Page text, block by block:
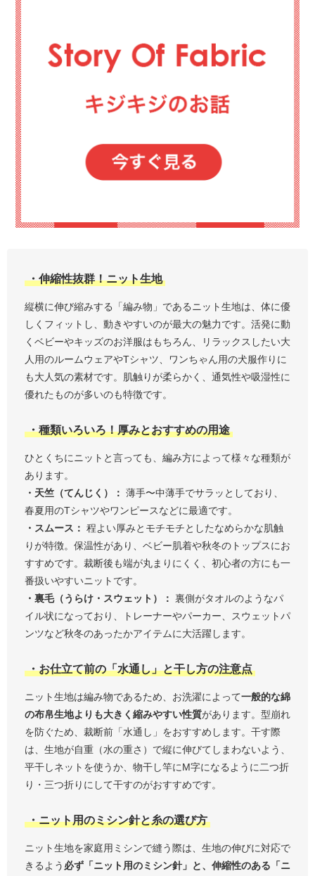
・伸縮性抜群！ニット生地
縦横に伸び縮みする「編み物」であるニット生地は、体に優
しくフィットし、動きやすいのが最大の魅力です。活発に動
くベビーやキッズのお洋服はもちろん、リラックスしたい大
人用のルームウェアやTシャツ、ワンちゃん用の犬服作りに
も大人気の素材です。肌触りが柔らかく、通気性や吸湿性に
優れたものが多いのも特徴です。
・種類いろいろ！厚みとおすすめの用途
ひとくちにニットと言っても、編み方によって様々な種類が
あります。
・天竺（てんじく）： 薄手〜中薄手でサラッとしており、
春夏用のTシャツやワンピースなどに最適です。
・スムース： 程よい厚みとモチモチとしたなめらかな肌触
りが特徴。保温性があり、ベビー肌着や秋冬のトップスにお
すすめです。裁断後も端が丸まりにくく、初心者の方にも一
番扱いやすいニットです。
・裏毛（うらけ・スウェット）： 裏側がタオルのようなパ
イル状になっており、トレーナーやパーカー、スウェットパ
ンツなど秋冬のあったかアイテムに大活躍します。
・お仕立て前の「水通し」と干し方の注意点
ニット生地は編み物であるため、お洗濯によって一般的な綿
の布帛生地よりも大きく縮みやすい性質があります。型崩れ
を防ぐため、裁断前「水通し」をおすすめします。干す際
は、生地が自重（水の重さ）で縦に伸びてしまわないよう、
平干しネットを使うか、物干し竿にM字になるように二つ折
り・三つ折りにして干すのがおすすめです。
・ニット用のミシン針と糸の選び方
ニット生地を家庭用ミシンで縫う際は、生地の伸びに対応で
きるよう 必ず「ニット用のミシン針」と、伸縮性のある「ニ